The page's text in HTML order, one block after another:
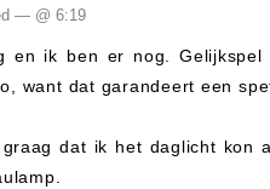
— @ 6:19
en ik ben er nog. Gelijkspel
want dat garandeert een
dat ik het daglicht kon